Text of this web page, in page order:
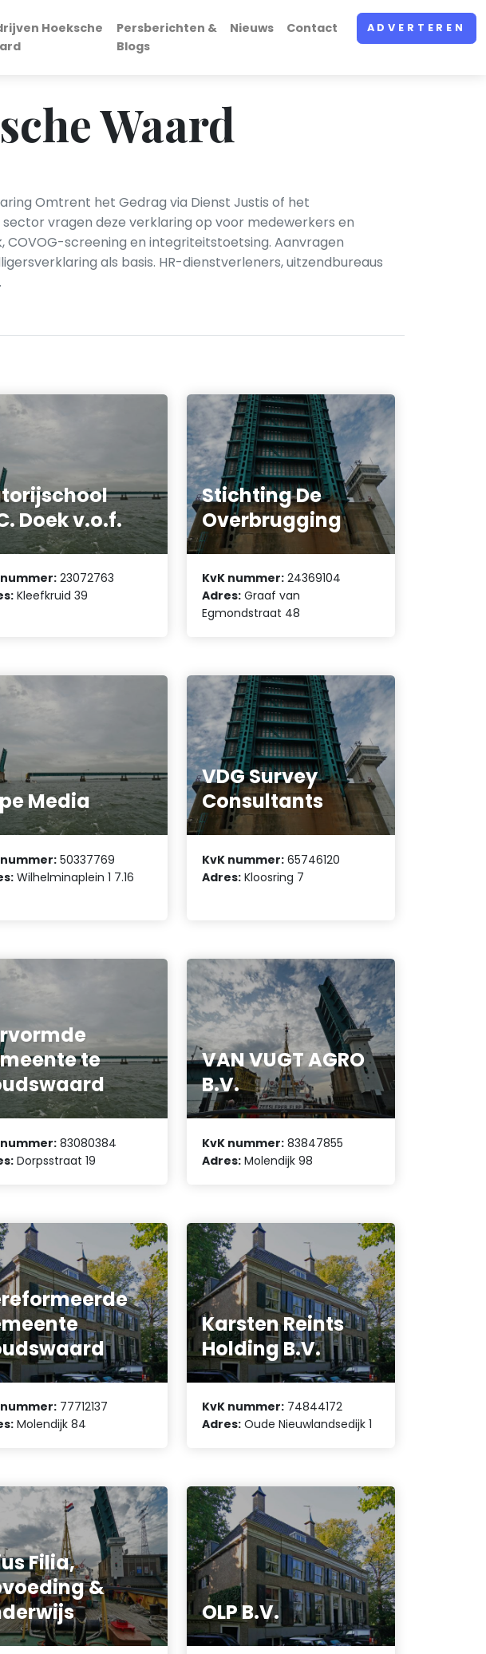
Hoeksche
Persberichten &
Blogs
Nieuws Contact ADVERTEREN
Waard
Omtrent het Gedrag via Dienst Justis of het
vragen deze verklaring op voor medewerkers en
screening en integriteitstoetsing. Aanvragen
als basis. HR-dienstverleners, uitzendbureaus
Doek v.o.f.
nummer: 23072763
Kleefkruid 39
Stichting De
Overbrugging
KvK nummer: 24369104
Adres: Graaf van
Egmondstraat 48
Media
nummer: 50337769
Wilhelminaplein 1 7.16
VDG Survey
Consultants
KvK nummer: 65746120
Adres: Kloosring 7
te
nummer: 83080384
Dorpsstraat 19
VAN VUGT AGRO
B.V.
KvK nummer: 83847855
Adres: Molendijk 98
nummer: 77712137
Molendijk 84
Karsten Reints
Holding B.V.
KvK nummer: 74844172
Adres: Oude Nieuwlandsedijk 1
Filia,
&
OLP B.V.